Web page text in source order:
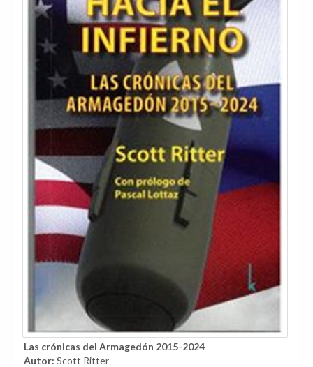
Las crónicas del Armagedón 2015-2024
Autor: Scott Ritter